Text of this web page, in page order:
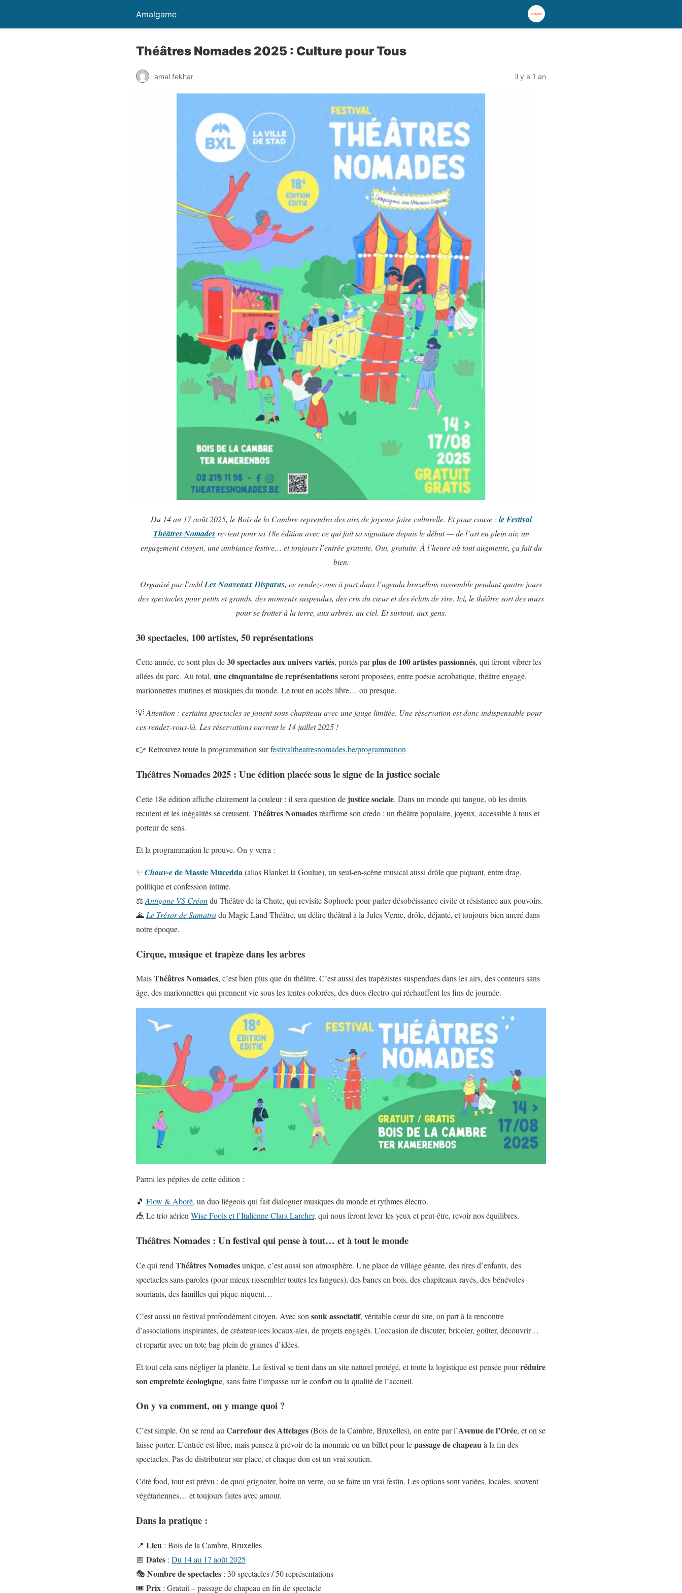
Amalgame
Théâtres Nomades 2025 : Culture pour Tous
amal.fekhar il y a 1 an
Du 14 au 17 août 2025, le Bois de la Cambre reprendra des airs de joyeuse foire culturelle. Et pour cause : le Festival
Théâtres Nomadesrevient pour sa 18e édition avec ce qui fait sa signature depuis le début — de l’art en plein air, un
engagement citoyen, une ambiance festive… et toujours l’entrée gratuite. Oui, gratuite. À l’heure où tout augmente, ça fait du
bien.
Organisé par l’asblLes Nouveaux Disparus, ce rendez-vous à part dans l’agenda bruxellois rassemble pendant quatre jours
des spectacles pour petits et grands, des moments suspendus, des cris du cœur et des éclats de rire. Ici, le théâtre sort des murs
pour se frotter à la terre, aux arbres, au ciel. Et surtout, aux gens.
30 spectacles, 100 artistes, 50 représentations
Cette année, ce sont plus de30 spectacles aux univers variés, portés parplus de 100 artistes passionnés, qui feront vibrer les
allées du parc. Au total, une cinquantaine de représentationsseront proposées, entre poésie acrobatique, théâtre engagé,
marionnettes mutines et musiques du monde. Le tout en accès libre… ou presque.
💡Attention : certains spectacles se jouent sous chapiteau avec une jauge limitée. Une réservation est donc indispensable pour
ces rendez-vous-là. Les réservations ouvrent le 14 juillet 2025 !
👉 Retrouvez toute la programmation surfestivaltheatresnomades.be/programmation
Théâtres Nomades 2025 : Une édition placée sous le signe de la justice sociale
Cette 18e édition affiche clairement la couleur : il sera question de justice sociale. Dans un monde qui tangue, où les droits
reculent et les inégalités se creusent, Théâtres Nomadesréaffirme son credo : un théâtre populaire, joyeux, accessible à tous et
porteur de sens.
Et la programmation le prouve. On y verra :
✨ Chauv·ede Massie Mucedda(alias Blanket la Goulue), un seul-en-scène musical aussi drôle que piquant, entre drag,
politique et confession intime.
⚖️Antigone VS Créondu Théâtre de la Chute, qui revisite Sophocle pour parler désobéissance civile et résistance aux pouvoirs.
🌋 Le Trésor de Sumatradu Magic Land Théâtre, un délire théâtral à la Jules Verne, drôle, déjanté, et toujours bien ancré dans
notre époque.
Cirque, musique et trapèze dans les arbres
MaisThéâtres Nomades, c’est bien plus que du théâtre. C’est aussi des trapézistes suspendues dans les airs, des conteurs sans
âge, des marionnettes qui prennent vie sous les tentes colorées, des duos électro qui réchauffent les fins de journée.
Parmi les pépites de cette édition :
🎵 Flow & Aborë, un duo liégeois qui fait dialoguer musiques du monde et rythmes électro.
🎪 Le trio aérienWise Fools et l’Italienne Clara Larcher, qui nous feront lever les yeux et peut-être, revoir nos équilibres.
Théâtres Nomades : Un festival qui pense à tout… et à tout le monde
Ce qui rend Théâtres Nomadesunique, c’est aussi son atmosphère. Une place de village géante, des rires d’enfants, des
spectacles sans paroles (pour mieux rassembler toutes les langues), des bancs en bois, des chapiteaux rayés, des bénévoles
souriants, des familles qui pique-niquent…
C’est aussi un festival profondément citoyen. Avec son souk associatif, véritable cœur du site, on part à la rencontre
d’associations inspirantes, de créateur·ices locaux·ales, de projets engagés. L’occasion de discuter, bricoler, goûter, découvrir…
et repartir avec un tote bag plein de graines d’idées.
Et tout cela sans négliger la planète. Le festival se tient dans un site naturel protégé, et toute la logistique est pensée pourréduire
son empreinte écologique, sans faire l’impasse sur le confort ou la qualité de l’accueil.
On y va comment, on y mange quoi ?
C’est simple. On se rend au Carrefour des Attelages(Bois de la Cambre, Bruxelles), on entre par l’Avenue de l’Orée, et on se
laisse porter. L’entrée est libre, mais pensez à prévoir de la monnaie ou un billet pour lepassage de chapeauà la fin des
spectacles. Pas de distributeur sur place, et chaque don est un vrai soutien.
Côté food, tout est prévu : de quoi grignoter, boire un verre, ou se faire un vrai festin. Les options sont variées, locales, souvent
végétariennes… et toujours faites avec amour.
Dans la pratique :
📍 Lieu : Bois de la Cambre, Bruxelles
📅 Dates : Du 14 au 17 août 2025
🎭Nombre de spectacles : 30 spectacles / 50 représentations
🎟 Prix : Gratuit – passage de chapeau en fin de spectacle